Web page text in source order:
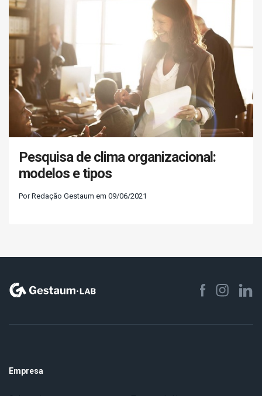
Pesquisa de clima organizacional:
modelos e tipos
Por Redação Gestaum em 09/06/2021
Empresa